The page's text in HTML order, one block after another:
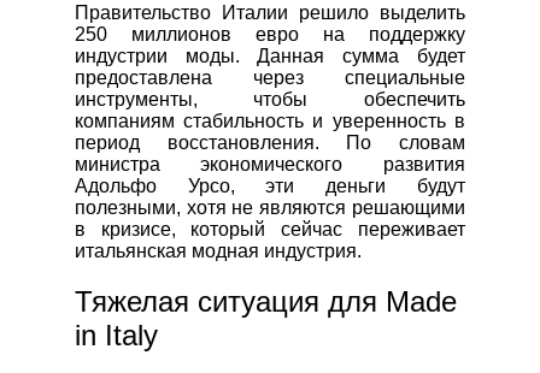
Правительство Италии решило выделить
250 миллионов евро на поддержку
индустрии моды. Данная сумма будет
предоставлена через специальные
инструменты, чтобы обеспечить
компаниям стабильность и уверенность в
период восстановления. По словам
министра экономического развития
Адольфо Урсо, эти деньги будут
полезными, хотя не являются решающими
в кризисе, который сейчас переживает
итальянская модная индустрия.
Тяжелая ситуация для Made
in Italy